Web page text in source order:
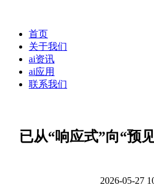
首页
关于我们
ai资讯
ai应用
联系我们
已从“响应式”向“预
2026-05-27